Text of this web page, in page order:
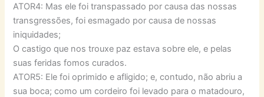
ATOR4: Mas ele foi transpassado por causa das nossas
transgressões, foi esmagado por causa de nossas
iniquidades;
O castigo que nos trouxe paz estava sobre ele, e pelas
suas feridas fomos curados.
ATOR5: Ele foi oprimido e afligido; e, contudo, não abriu a
sua boca; como um cordeiro foi levado para o matadouro,